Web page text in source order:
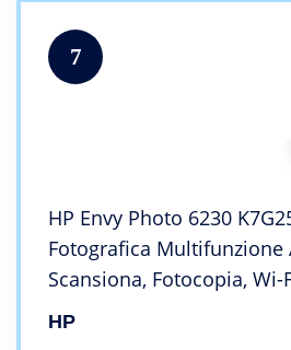
7
HP Envy Photo 6230
Fotografica Multifunzione
Scansiona, Fotocopia, Wi-
Stampa Fronte/Retro
HP